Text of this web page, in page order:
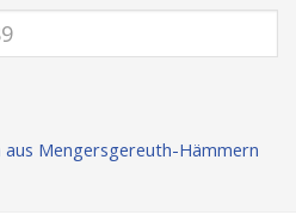
Mengersgereuth-Hämmern